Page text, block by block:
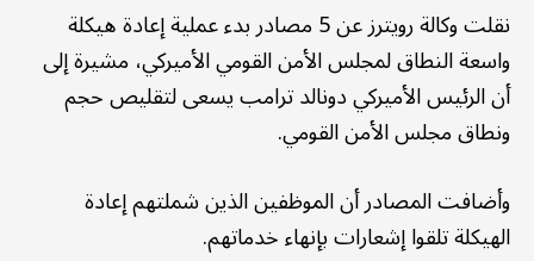
نقلت وكالة رويترز عن 5 مصادر بدء عملية إعادة هيكلة
واسعة النطاق لمجلس الأمن القومي الأميركي، مشيرة إلى
أن الرئيس الأميركي دونالد ترامب يسعى لتقليص حجم
ونطاق مجلس الأمن القومي.
وأضافت المصادر أن الموظفين الذين شملتهم إعادة
الهيكلة تلقوا إشعارات بإنهاء خدماتهم.